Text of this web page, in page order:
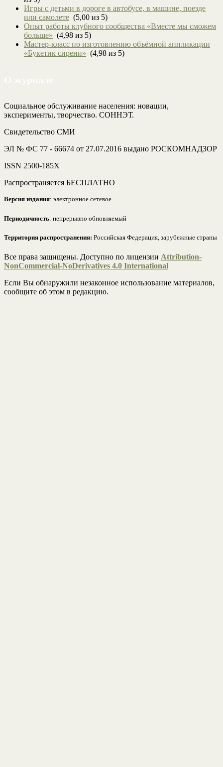
Игры с детьми в дороге в автобусе, в машине, поезде
или самолете (5,00 из 5)
Опыт работы клубного сообщества «Вместе мы сможем
больше» (4,98 из 5)
Мастер-класс по изготовлению объёмной аппликации
«Букетик сирени» (4,98 из 5)
Социальное обслуживание населения: новации,
эксперименты, творчество. СОННЭТ.
Свидетельство СМИ
ЭЛ № ФС 77 - 66674 от 27.07.2016 выдано РОСКОМНАДЗОР
ISSN 2500-185Х
Распространяется БЕСПЛАТНО
Версия издания: электронное сетевое
Периодичность: непрерывно обновляемый
Территория распространения: Российская Федерация, зарубежные страны
Все права защищены. Доступно по лицензии Attribution-
NonCommercial-NoDerivatives 4.0 International
Если Вы обнаружили незаконное использование материалов,
сообщите об этом в редакцию.